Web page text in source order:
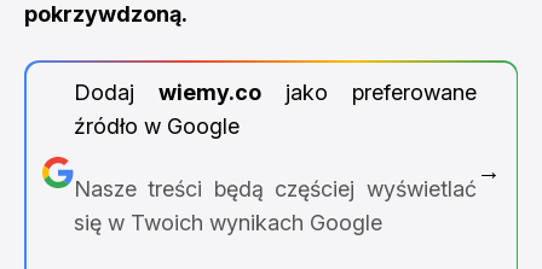
pokrzywdzoną.
Dodaj wiemy.cojako preferowane
źródło w Google
Nasze treści będą częściej wyświetlać
się w Twoich wynikach Google
→